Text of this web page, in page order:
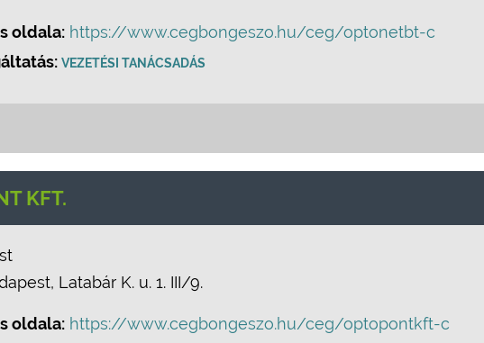
oldala: https://www.cegbongeszo.hu/ceg/optonetbt-c
VEZETÉSI TANÁCSADÁS
KFT.
Latabár K. u. 1. III/9.
oldala: https://www.cegbongeszo.hu/ceg/optopontkft-c